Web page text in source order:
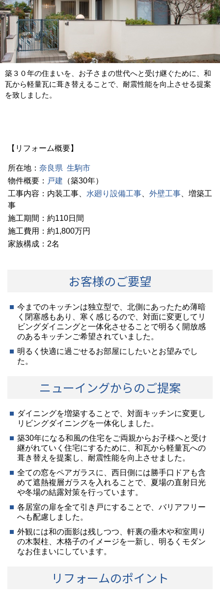
築３０年の住まいを、お子さまの世代へと受け継ぐために、和
瓦から軽量瓦に葺き替えることで、耐震性能を向上させる提案
を致しました。
【リフォーム概要】
所在地： 奈良県 生駒市
物件概要： 戸建 （築30年）
工事内容：内装工事、 水廻り設備工事 外壁工事 、増築工
事
施工期間：約110日間
施工費用：約1,800万円
家族構成：2名
お客様のご要望
今までのキッチンは独立型で、北側にあったため薄暗
く閉塞感もあり、寒く感じるので、対面に変更してリ
ビングダイニングと一体化させることで明るく開放感
のあるキッチンご希望されていました。
明るく快適に過ごせるお部屋にしたいとお望みでし
た。
ニューイングからのご提案
ダイニングを増築することで、対面キッチンに変更し
リビングダイニングを一体化しました。
築30年になる和風の住宅をご両親からお子様へと受け
継がれていく住宅にするために、和瓦から軽量瓦への
葺き替えを提案し、耐震性能を向上させました。
全ての窓をペアガラスに、西日側には勝手口ドアも含
めて遮熱複層ガラスを入れることで、夏場の直射日光
や冬場の結露対策を行っています。
各居室の扉を全て引き戸にすることで、バリアフリー
へも配慮しました。
外観には和の面影は残しつつ、軒裏の垂木や和室周り
の木製柱、木格子のイメージを一新し、明るくモダン
なお住まいにしています。
リフォームのポイント